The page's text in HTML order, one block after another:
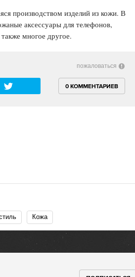
производством изделий из кожи. В
аксессуары для телефонов,
многое другое.
0 КОММЕНТАРИЕВ
пожаловаться
Кожа